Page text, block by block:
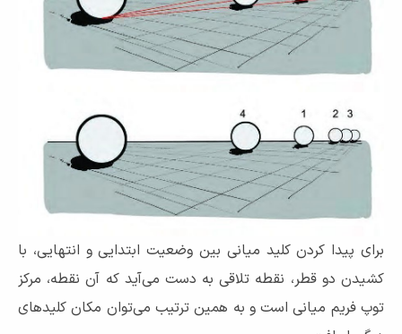
برای پیدا کردن کلید میانی بین وضعیت ابتدایی و انتهایی، با
کشیدن دو قطر، نقطه تلاقی به دست می‌آید که آن نقطه، مرکز
توپ فریم میانی است و به همین ترتیب می‌توان مکان کلیدهای